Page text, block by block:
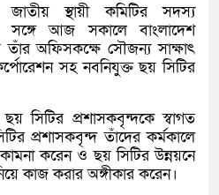
জাতীয় স্থায়ী কমিটির সদস্য
সঙ্গে আজ সকালে বাংলাদেশ
তাঁর অফিসকক্ষে সৌজন্য সাক্ষাৎ
সহ নবনিযুক্ত ছয় সিটির
ছয় সিটির প্রশাসকবৃন্দকে স্বাগত
প্রশাসকবৃন্দ তাঁদের কর্মকালে
কামনা করেন ও ছয় সিটির উন্নয়নে
কাজ করার অঙ্গীকার করেন।